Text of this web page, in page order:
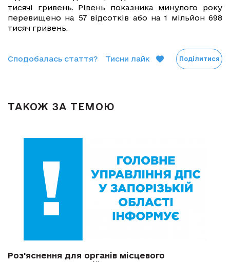
тисячі гривень. Рівень показника минулого року
перевищено на 57 відсотків або на 1 мільйон 698
тисяч гривень.
Сподобалась стаття? Тисни лайк Поділитися
ТАКОЖ ЗА ТЕМОЮ
Роз'яснення для органів місцевого